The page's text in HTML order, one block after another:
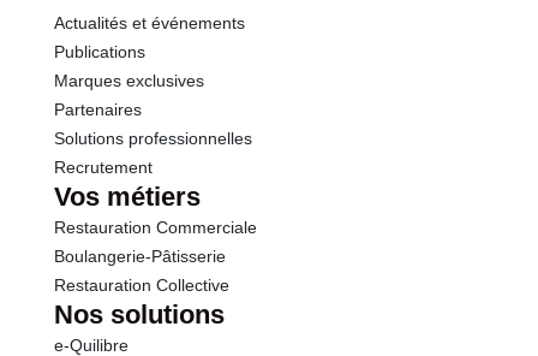
Actualités et événements
Publications
Marques exclusives
Partenaires
Solutions professionnelles
Recrutement
Vos métiers
Restauration Commerciale
Boulangerie-Pâtisserie
Restauration Collective
Nos solutions
e-Quilibre